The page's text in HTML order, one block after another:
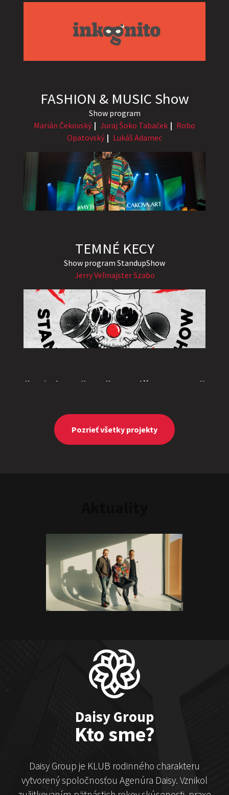
FASHION & MUSIC Show
Show program
Marián Čekovský
Juraj Šoko Tabaček
Robo
Opatovský
Lukáš Adamec
TEMNÉ KECY
Show program StandupShow
Jerry Veľmajster Szabo
"Triple M” or "Ingolštat TRIO”
Marcel Forgáč
Michal Hudák Marián Čekovský
Show program
Juraj Šoko Tabaček
Michal Hudák
Marián
Čekovský
ČekyPOINT
Show program
Marián Čekovský
Pozrieť všetky projekty
Daisy Group
Kto sme?
Daisy Group je KLUB rodinného charakteru
vytvorený spoločnosťou Agenúra Daisy. Vznikol